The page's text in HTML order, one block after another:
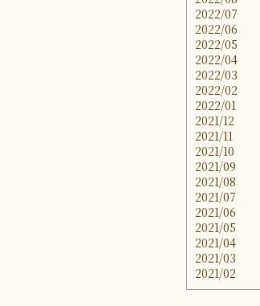
2022/07
2022/06
2022/05
2022/04
2022/03
2022/02
2022/01
2021/12
2021/11
2021/10
2021/09
2021/08
2021/07
2021/06
2021/05
2021/04
2021/03
2021/02